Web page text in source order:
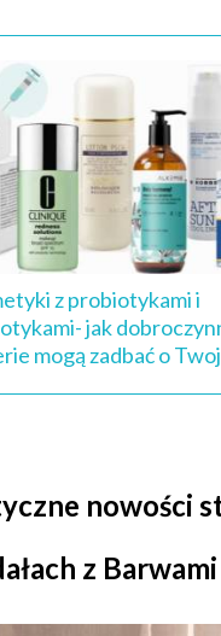
z probiotykami i
jak
mogą zadbać o
nowości
z